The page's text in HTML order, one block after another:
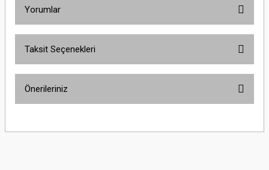
Yorumlar
Taksit Seçenekleri
Önerileriniz
yetersiz gördüğünüz noktaları öneri formunu kullanarak tarafımıza